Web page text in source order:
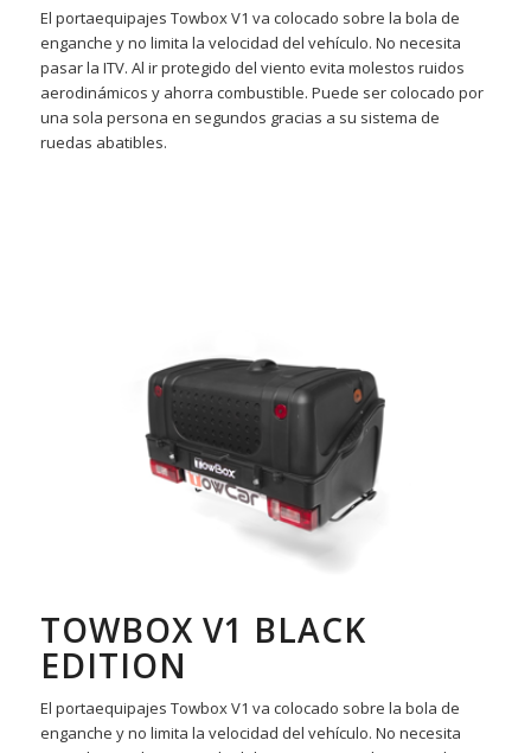
El portaequipajes Towbox V1 va colocado sobre la bola de
enganche y no limita la velocidad del vehículo. No necesita
pasar la ITV. Al ir protegido del viento evita molestos ruidos
aerodinámicos y ahorra combustible. Puede ser colocado por
una sola persona en segundos gracias a su sistema de
ruedas abatibles.
TOWBOX V1 BLACK
EDITION
El portaequipajes Towbox V1 va colocado sobre la bola de
enganche y no limita la velocidad del vehículo. No necesita